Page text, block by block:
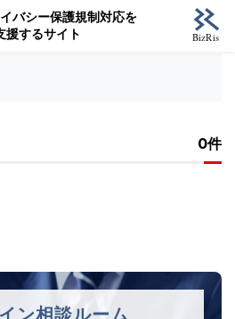
バシー保護規制対応を
援するサイト
0件
ン相談ルーム